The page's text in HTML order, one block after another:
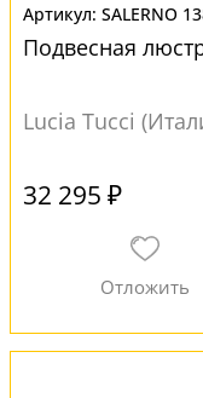
SALERNO
Подвесная
Lucia Tucci
32 295 ₽